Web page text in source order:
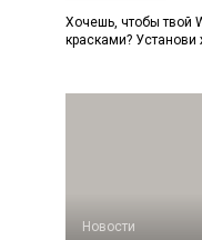
Хочешь, чтобы твой
красками?
Новости